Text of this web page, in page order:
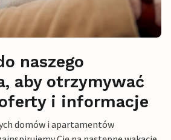
naszego
aby otrzymywać
i informacje
domów i apartamentów